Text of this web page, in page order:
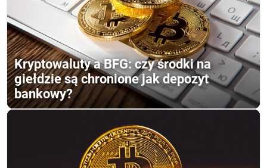
Kryptowaluty a BFG: czy środki na
giełdzie są chronione jak depozyt
bankowy?